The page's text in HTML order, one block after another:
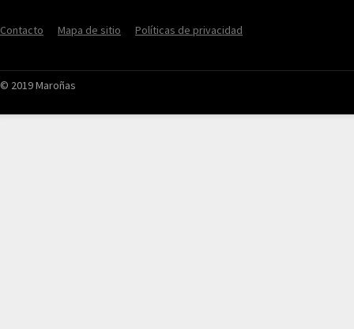
Contacto Mapa de sitio Políticas de privacidad
© 2019 Maroñas